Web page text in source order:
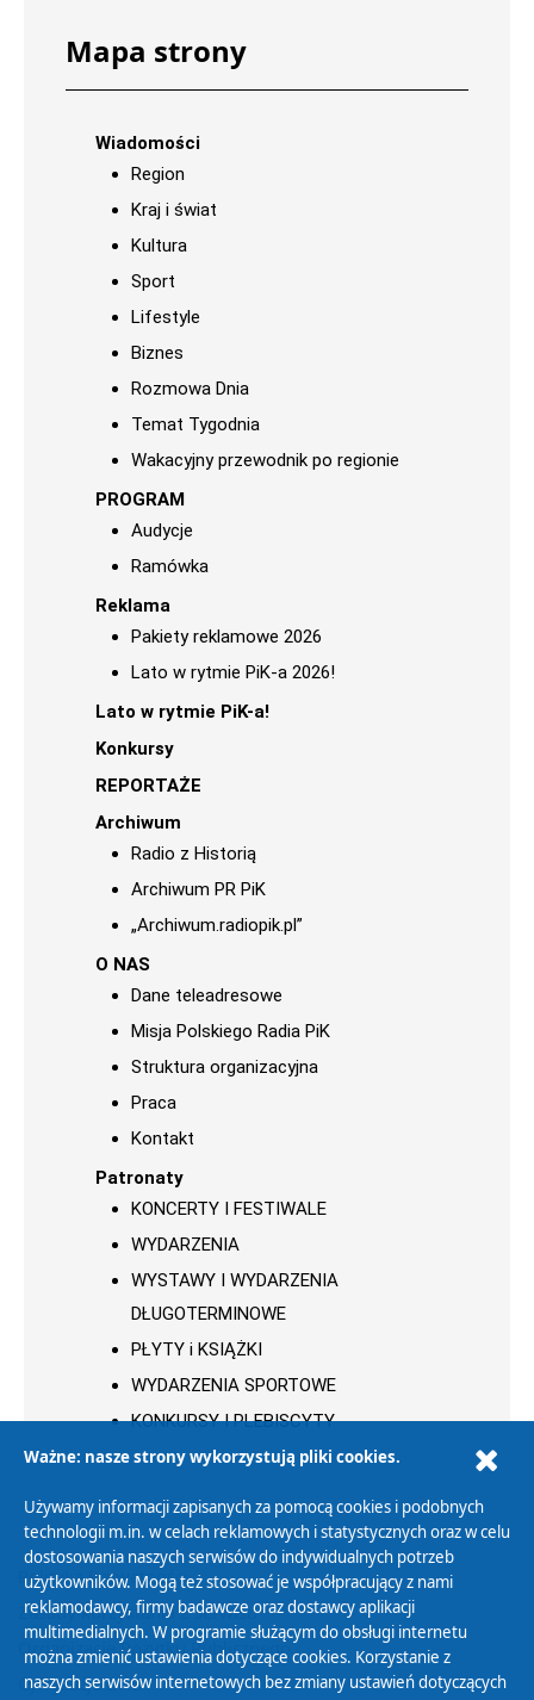
Mapa strony
Wiadomości
Region
Kraj i świat
Kultura
Sport
Lifestyle
Biznes
Rozmowa Dnia
Temat Tygodnia
Wakacyjny przewodnik po regionie
PROGRAM
Audycje
Ramówka
Reklama
Pakiety reklamowe 2026
Lato w rytmie PiK-a 2026!
Lato w rytmie PiK-a!
Konkursy
REPORTAŻE
Archiwum
Radio z Historią
Archiwum PR PiK
„Archiwum.radiopik.pl”
O NAS
Dane teleadresowe
Misja Polskiego Radia PiK
Struktura organizacyjna
Praca
Kontakt
Patronaty
KONCERTY I FESTIWALE
WYDARZENIA
WYSTAWY I WYDARZENIA
DŁUGOTERMINOWE
PŁYTY i KSIĄŻKI
WYDARZENIA SPORTOWE
KONKURSY I PLEBISCYTY
Polityka Prywatności
Zasady korzystania z Serwisu
Organizacje Pożytku Publicznego
Cyfryzacja DAB+
Ważne: nasze strony wykorzystują pliki cookies.
Używamy informacji zapisanych za pomocą cookies i podobnych
technologii m.in. w celach reklamowych i statystycznych oraz w celu
dostosowania naszych serwisów do indywidualnych potrzeb
użytkowników. Mogą też stosować je współpracujący z nami
reklamodawcy, firmy badawcze oraz dostawcy aplikacji
multimedialnych. W programie służącym do obsługi internetu
można zmienić ustawienia dotyczące cookies. Korzystanie z
naszych serwisów internetowych bez zmiany ustawień dotyczących